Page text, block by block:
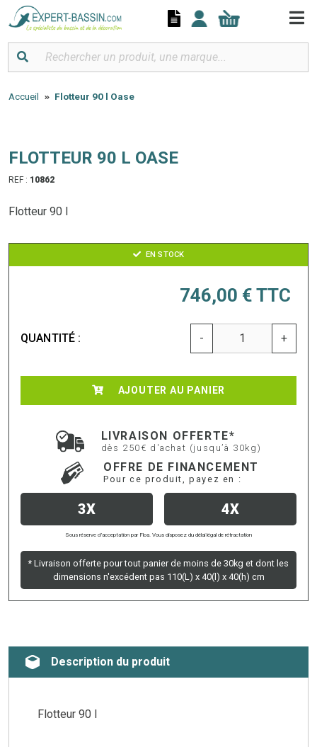
Accueil Flotteur 90 l Oase
FLOTTEUR 90 L OASE
REF : 10862
Flotteur 90 l
EN STOCK
746,00 € TTC
QUANTITÉ : - +
AJOUTER AU PANIER
LIVRAISON OFFERTE*
dès 250€ d'achat (jusqu’à 30kg)
OFFRE DE FINANCEMENT
Pour ce produit, payez en :
3X 4X
Sous réserve d’acceptation par Floa. Vous disposez du délai légal de rétractation
* Livraison offerte pour tout panier de moins de 30kg et dont les
dimensions n'excédent pas 110(L) x 40(l) x 40(h) cm
Description du produit
Flotteur 90 l
Panneau de gestion des cookies